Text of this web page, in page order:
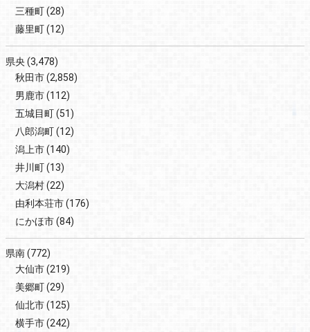
三種町(28)
藤里町(12)
県央(3,478)
秋田市(2,858)
男鹿市(112)
五城目町(51)
八郎潟町(12)
潟上市(140)
井川町(13)
大潟村(22)
由利本荘市(176)
にかほ市(84)
県南(772)
大仙市(219)
美郷町(29)
仙北市(125)
横手市(242)